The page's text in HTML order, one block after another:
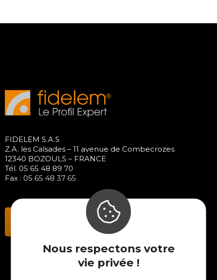
Nous respectons votre
vie privée !
FIDELEM S.A.S
Z.A. les Calsades – 11 avenue de Combecrozes
12340 BOZOULS – FRANCE
Tél. 05 65 48 89 70
Fax : 05 65 48 37 65
Contactez-nous